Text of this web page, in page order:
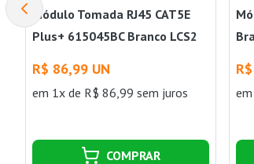
Módulo Tomada RJ45 CAT5E
Plus+ 615045BC Branco LCS2
R$ 86,99 UN
em 1x de R$ 86,99 sem juros
COMPRAR